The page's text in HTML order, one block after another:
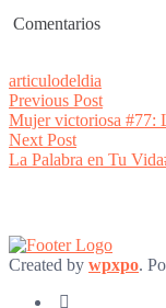
Comentarios
articulodeldia
Post
navigation
Previous PostPrevious
post:
Mujer victoriosa #77:
Next PostNext
post:
La Palabra en Tu
Created by wpxpo.